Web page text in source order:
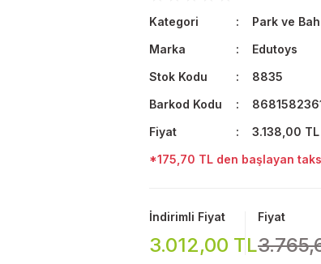
Kategori
Park ve
Marka
Edutoys
Stok Kodu
8835
Barkod Kodu
Fiyat
3.138,00 TL
*175,70 TL den başlayan
İndirimli Fiyat
3.012,00 TL
Fiyat